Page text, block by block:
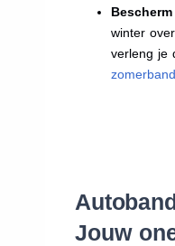
winter
verleng je
Jouw